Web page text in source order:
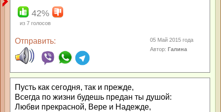
42%
из 7 голосов
Отправить:
05 Май 2015 года
Автор:Галина
Пусть как сегодня, так и прежде,
Всегда по жизни будешь предан ты душой:
Любви прекрасной, Вере и Надежде,